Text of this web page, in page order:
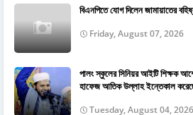
বিএনপিতে যোগ দিলেন জামায়াতের
Friday, August 07, 2026
পালং স্কুলের সিনিয়র আইটি শিক্ষক
হাফেজ আতিক উল্লাহ ইন্তেকাল
Tuesday, August 04, 2026